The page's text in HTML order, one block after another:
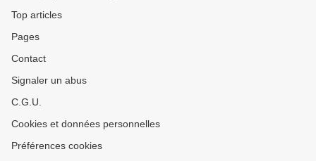
Top articles
Pages
Contact
Signaler un abus
C.G.U.
Cookies et données personnelles
Préférences cookies